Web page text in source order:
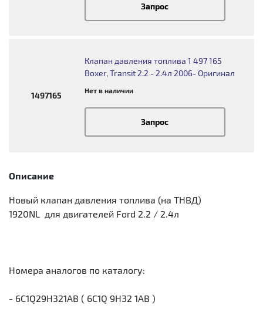
Запрос
1497165
Клапан давления топлива 1 497 165
Boxer, Transit 2.2 - 2.4л 2006- Оригинал
Нет в наличии
Запрос
Описание
Новый клапан давления топлива (на ТНВД)
1920NL для двигателей Ford 2.2 / 2.4л
Номера аналогов по каталогу:
- 6C1Q29H321AB ( 6C1Q 9H32 1AB )